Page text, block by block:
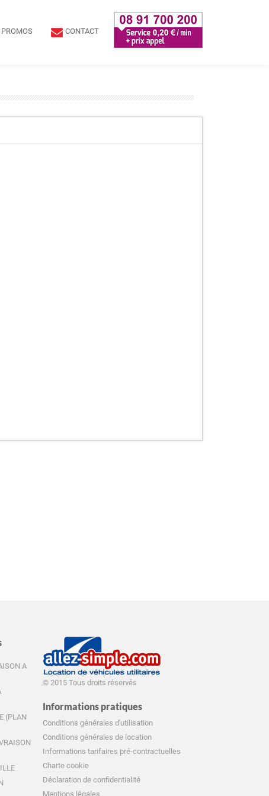
PROMOS CONTACT
A
(PLAN
© 2015 Tous droits réservés
Informations pratiques
Conditions générales d'utilisation
Conditions générales de location
Informations tarifaires pré-contractuelles
Charte cookie
Déclaration de confidentialité
Mentions légales